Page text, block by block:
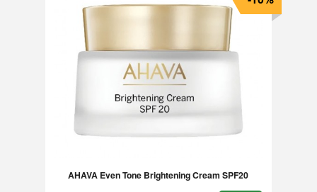
AHAVA Even Tone Brightening Cream SPF20